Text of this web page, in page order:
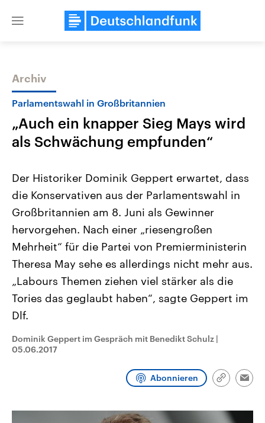
Close
Themen
Landtagswahl Sachsen-Anhalt
2026
Alle Informationen
Sachsen-Anhalt wählt am 6.
September 2026 einen neuen
Landtag. Seit 2021 wird das
Bundesland von einer Koalition aus
CDU, SPD und FDP regiert.-
Umfragen, Prognosen,
Wahlprogramme, aktuelle Berichte
und Hintergründe zu den Parteien
und Kandidaten der anstehenden
Wahl.
USA
Aktuelle Beiträge,
Hintergründe
Wirtschaftlich und
gehören die Vereinigten
den mächtigsten Ländern
mit großem Einfluss auf
aktuelle Weltgeschehen.
Sendungen Programm Podcasts
Archiv
Parlamentswahl in Großbritannien
„Auch ein knapper Sieg Mays wird
als Schwächung empfunden“
Der Historiker Dominik Geppert erwartet, dass
die Konservativen aus der Parlamentswahl in
Großbritannien am 8. Juni als Gewinner
hervorgehen. Nach einer „riesengroßen
Mehrheit“ für die Partei von Premierministerin
Theresa May sehe es allerdings nicht mehr aus.
„Labours Themen ziehen viel stärker als die
Tories das geglaubt haben“, sagte Geppert im
Dlf.
Dominik Geppert im Gespräch mit Benedikt Schulz |
05.06.2017
Abonnieren
Link